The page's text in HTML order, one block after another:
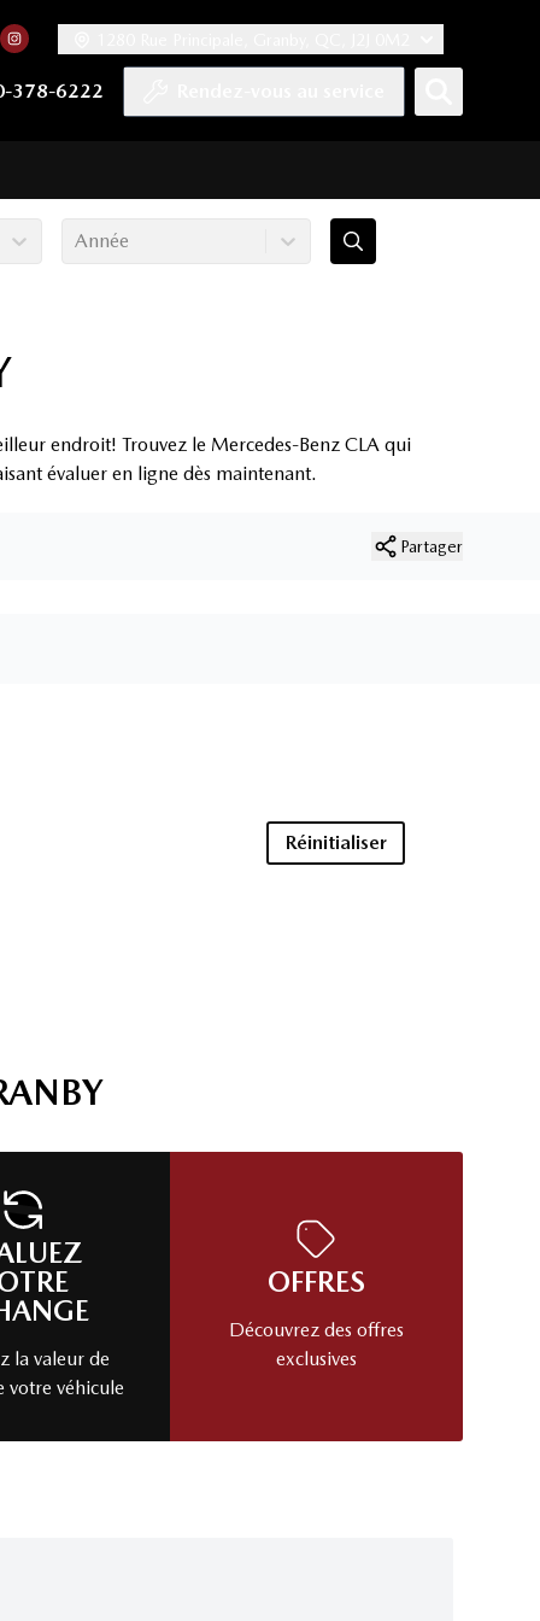
378-6222
Twitter
chaîne YouTube
notre compte Tiktok
vers notre compte LinkedIn
Lien vers notre compte Instagram
Année
endroit! Trouvez le Mercedes-Benz CLA qui
évaluer en ligne dès maintenant.
Partager
Réinitialiser
la valeur de
votre véhicule
OFFRES
Découvrez des offres
exclusives